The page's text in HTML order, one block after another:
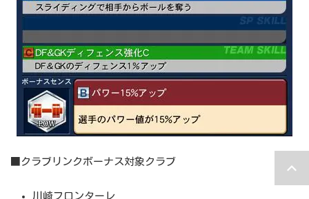
■クラブリンクボーナス対象クラブ
川崎フロンターレ